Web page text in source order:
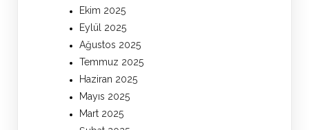
Ekim 2025
Eylül 2025
Ağustos 2025
Temmuz 2025
Haziran 2025
Mayıs 2025
Mart 2025